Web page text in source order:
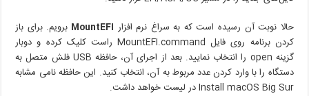
حالا نوبت آن رسیده است که به سراغ نرم افزار MountEFI برویم. برای باز
کردن برنامه روی فایل MountEFI.command راست کلیک کرده و دوبار
گزینه open را انتخاب نمایید. بعد از اجرای آن، حافظه USB فلش متصل به
دستگاه را با وارد کردن عدد مربوط به آن، انتخاب کنید. این حافظه نامی مشابه
Install macOS Big Sur در لیست خواهد داشت.